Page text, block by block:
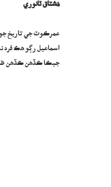
مُشتاق ٽانوري
عمرڪوٽ جي تاريخ جو
اسماعيل رڳو هڪ فرد
جيڪا ڪڏهن ڪڏهن